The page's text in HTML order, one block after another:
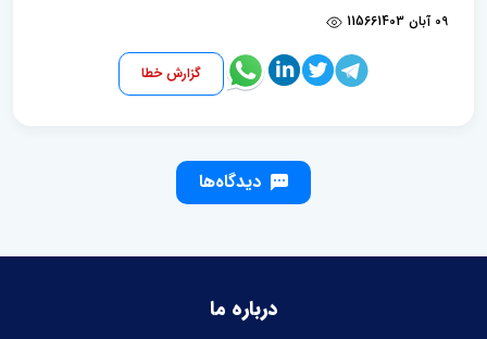
09 آبان 1403 11566
گزارش خطا
دیدگاه‌ها
درباره ما